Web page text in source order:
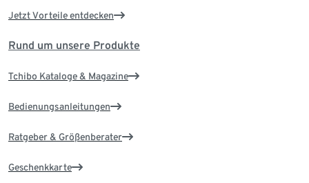
Jetzt Vorteile entdecken
Rund um unsere Produkte
Tchibo Kataloge & Magazine
Bedienungsanleitungen
Ratgeber & Größenberater
Geschenkkarte